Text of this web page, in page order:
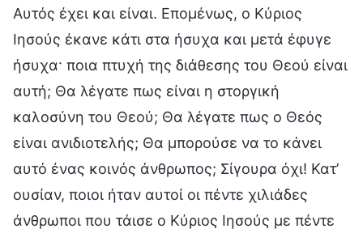
Αυτός έχει και είναι. Επομένως, ο Κύριος
Ιησούς έκανε κάτι στα ήσυχα και μετά έφυγε
ήσυχα· ποια πτυχή της διάθεσης του Θεού είναι
αυτή; Θα λέγατε πως είναι η στοργική
καλοσύνη του Θεού; Θα λέγατε πως ο Θεός
είναι ανιδιοτελής; Θα μπορούσε να το κάνει
αυτό ένας κοινός άνθρωπος; Σίγουρα όχι! Κατ’
ουσίαν, ποιοι ήταν αυτοί οι πέντε χιλιάδες
άνθρωποι που τάισε ο Κύριος Ιησούς με πέντε